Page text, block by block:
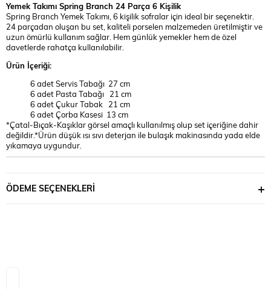
Yemek Takımı Spring Branch 24 Parça 6 Kişilik
Spring Branch Yemek Takımı, 6 kişilik sofralar için ideal bir seçenektir.
24 parçadan oluşan bu set, kaliteli porselen malzemeden üretilmiştir ve
uzun ömürlü kullanım sağlar. Hem günlük yemekler hem de özel
davetlerde rahatça kullanılabilir.
Ürün İçeriği:
6 adet Servis Tabağı 27 cm
6 adet Pasta Tabağı 21 cm
6 adet Çukur Tabak 21 cm
6 adet Çorba Kasesi 13 cm
*Çatal-Bıçak-Kaşıklar görsel amaçlı kullanılmış olup set içeriğine dahir
değildir.*Ürün düşük ısı sıvı deterjan ile bulaşık makinasında yada elde
yıkamaya uygundur.
ÖDEME SEÇENEKLERI